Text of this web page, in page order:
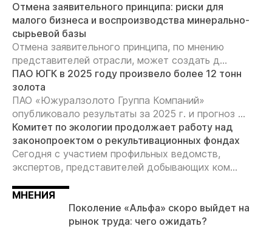
Отмена заявительного принципа: риски для
малого бизнеса и воспроизводства минерально-
сырьевой базы
Отмена заявительного принципа, по мнению
представителей отрасли, может создать д...
ПАО ЮГК в 2025 году произвело более 12 тонн
золота
ПАО «Южуралзолото Группа Компаний»
опубликовало результаты за 2025 г. и прогноз ...
Комитет по экологии продолжает работу над
законопроектом о рекультивационных фондах
Сегодня с участием профильных ведомств,
экспертов, представителей добывающих ком...
МНЕНИЯ
Поколение «Альфа» скоро выйдет на
рынок труда: чего ожидать?